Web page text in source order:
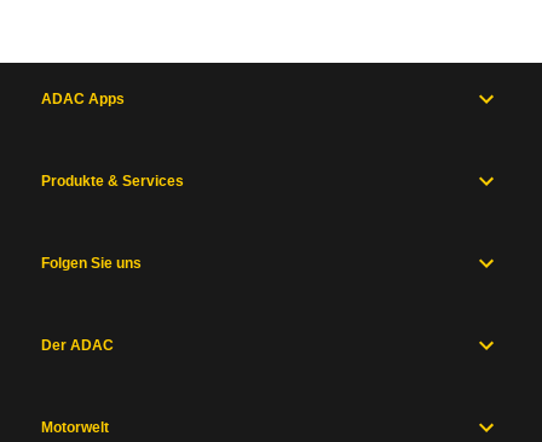
ADAC Apps
Produkte & Services
Folgen Sie uns
Der ADAC
Motorwelt